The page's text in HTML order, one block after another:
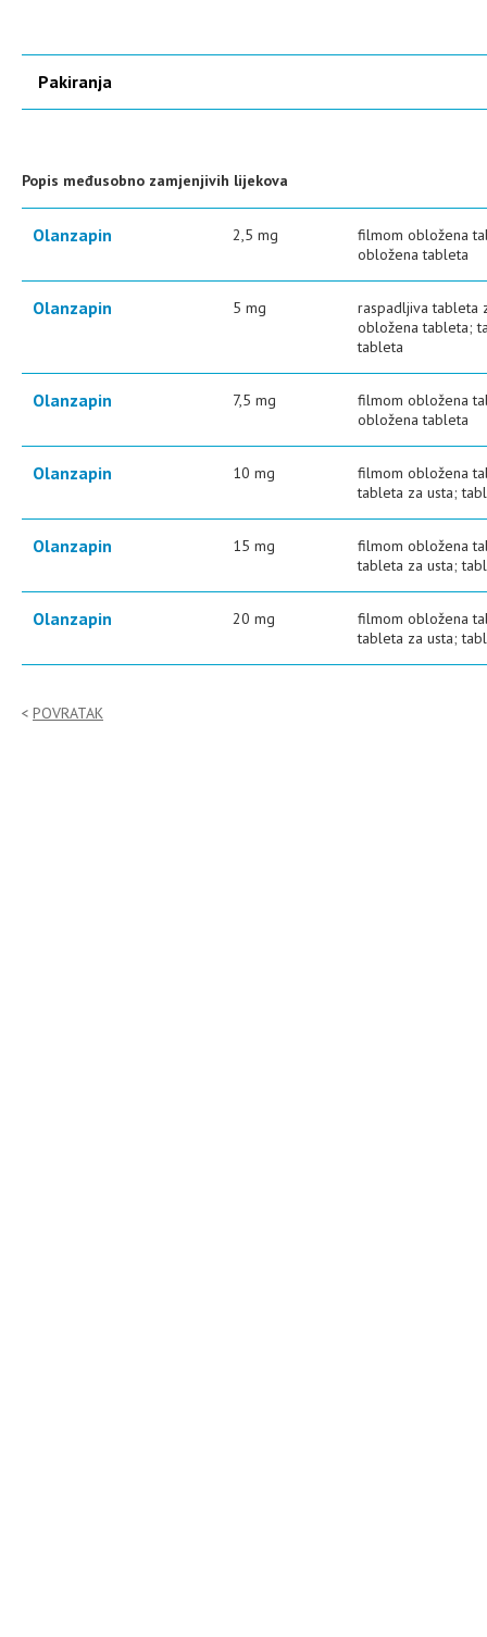
Pakiranja
Popis međusobno zamjenjivih lijekova
Olanzapin 2,5 mg
filmom obložena
obložena tableta
Olanzapin 5 mg
raspadljiva tableta
obložena tableta;
tableta
Olanzapin 7,5 mg
filmom obložena
obložena tableta
Olanzapin 10 mg
filmom obložena
tableta za usta;
Olanzapin 15 mg
filmom obložena
tableta za usta;
Olanzapin 20 mg
filmom obložena
tableta za usta;
POVRATAK